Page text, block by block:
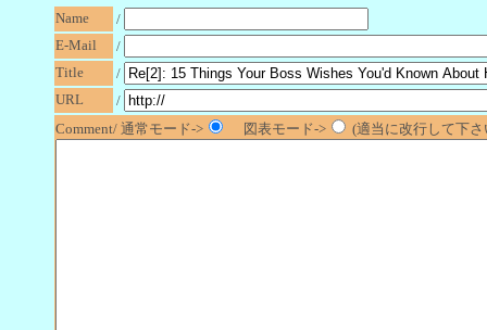
Name
/
E-Mail
/
Title
/
URL
/
Comment/ 通常モード->
図表モード-> (適当に改行して下